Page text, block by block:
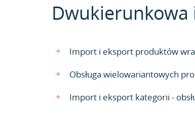
Dwukierunkowa
Import i eksport produktów
Obsługa wielowariantowych
Import i eksport kategorii -